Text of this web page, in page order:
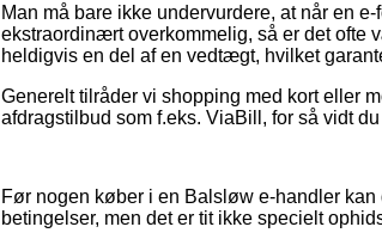
Man må bare ikke undervurdere, at når en
ekstraordinært overkommelig, så er det ofte
heldigvis en del af en vedtægt, hvilket
Generelt tilråder vi shopping med kort eller
afdragstilbud som f.eks. ViaBill, for så vidt
Før nogen køber i en Balsløw e-handler
betingelser, men det er tit ikke specielt